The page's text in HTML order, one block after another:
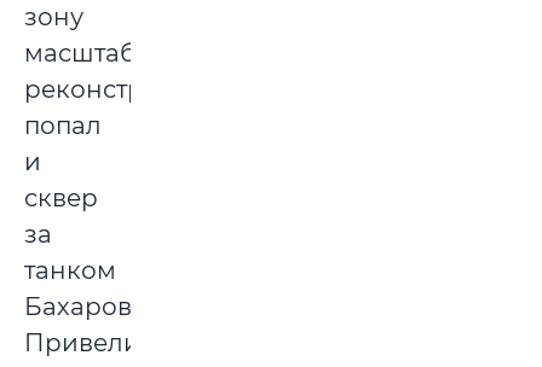
зону
масштабной
реконструкции
попал
и
сквер
за
танком
Бахарова.
Привели